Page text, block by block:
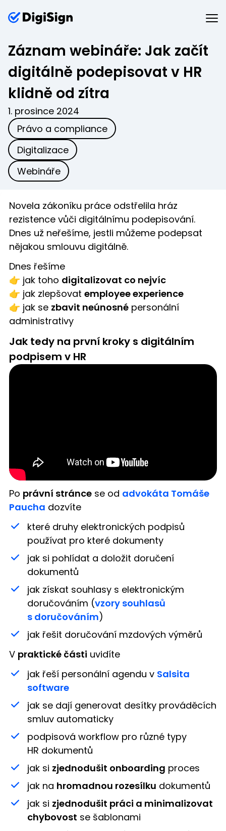
Záznam webináře: Jak začít
digitálně podepisovat v HR
klidně od zítra
1. prosince 2024
Právo a compliance
Digitalizace
Webináře
Novela zákoníku práce odstřelila hráz
rezistence vůči digitálnímu podepisování.
Dnes už neřešíme, jestli můžeme podepsat
nějakou smlouvu digitálně.
Dnes řešíme
👉 jak toho digitalizovat co nejvíc
👉 jak zlepšovat employee experience
👉 jak se zbavit neúnosné personální
administrativy
Jak tedy na první kroky s digitálním
podpisem v HR
Po právní stránce se od advokáta Tomáše
Paucha dozvíte
které druhy elektronických podpisů
používat pro které dokumenty
jak si pohlídat a doložit doručení
dokumentů
jak získat souhlasy s elektronickým
doručováním (vzory souhlasů
s doručováním)
jak řešit doručování mzdových výměrů
V praktické části uvidíte
jak řeší personální agendu v Salsita
software
jak se dají generovat desítky prováděcích
smluv automaticky
podpisová workflow pro různé typy
HR dokumentů
jak si zjednodušit onboarding proces
jak na hromadnou rozesílku dokumentů
jak si zjednodušit práci a minimalizovat
chybovost se šablonami